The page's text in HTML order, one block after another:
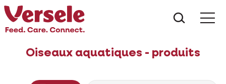
Oiseaux aquatiques - produits